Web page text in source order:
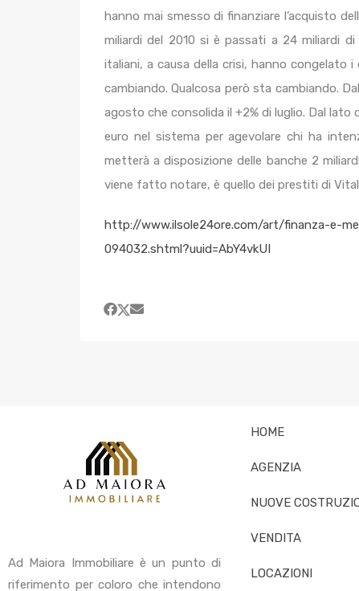
hanno mai smesso di finanziare l’acquisto
miliardi del 2010 si è passati a 24 miliardi
italiani, a causa della crisi, hanno congelato
cambiando. Qualcosa però sta cambiando.
agosto che consolida il +2% di luglio. Dal
euro nel sistema per agevolare chi ha
metterà a disposizione delle banche 2
viene fatto notare, è quello dei prestiti di
http://www.ilsole24ore.com/art/finanza-e-
094032.shtml?uuid=AbY4vkUI
Ad Maiora Immobiliare è un punto di
riferimento per coloro che intendono
HOME
AGENZIA
NUOVE
VENDITA
LOCAZIONI